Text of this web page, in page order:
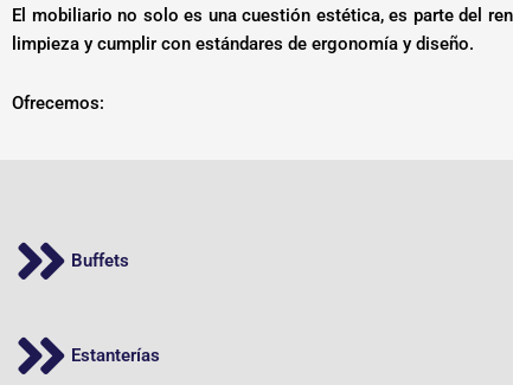
El mobiliario no solo es una cuestión estética, es parte del
limpieza y cumplir con estándares de ergonomía y diseño.
Ofrecemos:
Buffets
Estanterías